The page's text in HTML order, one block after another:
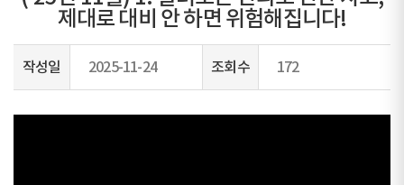
제대로 대비 안 하면 위험해집니다!
작성일 2025-11-24 조회수 172